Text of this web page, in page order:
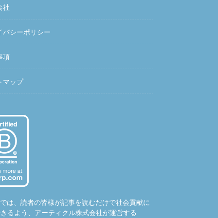
社
バシーポリシー
項
マップ
は、読者の皆様が記事を読むだけで社会貢献に
るよう、アーティクル株式会社が運営する